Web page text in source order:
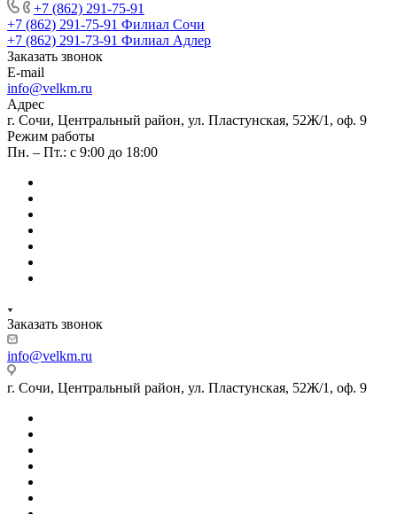
+7 (862) 291-75-91
+7 (862) 291-75-91 Филиал Сочи
+7 (862) 291-73-91 Филиал Адлер
Заказать звонок
E-mail
info@velkm.ru
Адрес
г. Сочи, Центральный район, ул. Пластунская, 52Ж/1, оф. 9
Режим работы
Пн. – Пт.: с 9:00 до 18:00
Заказать звонок
info@velkm.ru
г. Сочи, Центральный район, ул. Пластунская, 52Ж/1, оф. 9